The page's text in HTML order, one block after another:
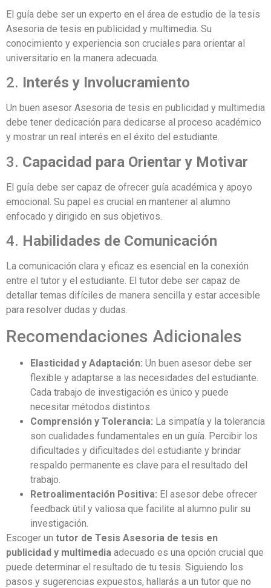
El guía debe ser un experto en el área de estudio de la tesis
Asesoria de tesis en publicidad y multimedia. Su
conocimiento y experiencia son cruciales para orientar al
universitario en la manera adecuada.
2. Interés y Involucramiento
Un buen asesor Asesoria de tesis en publicidad y multimedia
debe tener dedicación para dedicarse al proceso académico
y mostrar un real interés en el éxito del estudiante.
3. Capacidad para Orientar y Motivar
El guía debe ser capaz de ofrecer guía académica y apoyo
emocional. Su papel es crucial en mantener al alumno
enfocado y dirigido en sus objetivos.
4. Habilidades de Comunicación
La comunicación clara y eficaz es esencial en la conexión
entre el tutor y el estudiante. El tutor debe ser capaz de
detallar temas difíciles de manera sencilla y estar accesible
para resolver dudas y dudas.
Recomendaciones Adicionales
Elasticidad y Adaptación: Un buen asesor debe ser
flexible y adaptarse a las necesidades del estudiante.
Cada trabajo de investigación es único y puede
necesitar métodos distintos.
Comprensión y Tolerancia: La simpatía y la tolerancia
son cualidades fundamentales en un guía. Percibir los
dificultades y dificultades del estudiante y brindar
respaldo permanente es clave para el resultado del
trabajo.
Retroalimentación Positiva: El asesor debe ofrecer
feedback útil y valiosa que facilite al alumno pulir su
investigación.
Escoger un tutor de Tesis Asesoria de tesis en
publicidad y multimedia adecuado es una opción crucial que
puede determinar el resultado de tu tesis. Siguiendo los
pasos y sugerencias expuestos, hallarás a un tutor que no